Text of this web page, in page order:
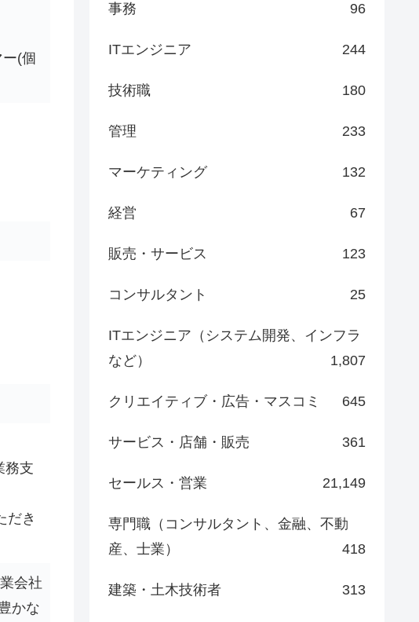
(個
務支
だき
会社
かな
事務 96
ITエンジニア 244
技術職 180
管理 233
マーケティング 132
経営 67
販売・サービス 123
コンサルタント 25
ITエンジニア（システム開発、インフラ
など）
1,807
クリエイティブ・広告・マスコミ 645
サービス・店舗・販売 361
セールス・営業 21,149
専門職（コンサルタント、金融、不動
産、士業）
418
建築・土木技術者 313